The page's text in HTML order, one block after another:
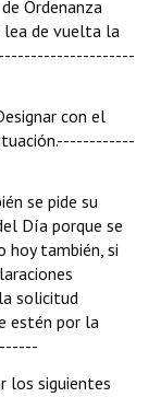
Ordenanza
lea de vuelta la
con el
se pide su
Día porque se
hoy también, si
solicitud
estén por la
los siguientes